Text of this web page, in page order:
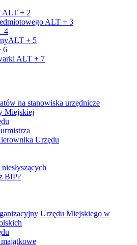
ALT + 2
ALT + 3
4
ALT + 5
6
ALT + 7
na stanowiska urzędnicze
Miejskiej
Urzędu
BIP?
Urzędu Miejskiego w